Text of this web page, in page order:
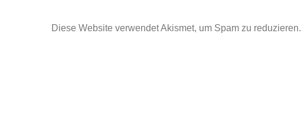
Diese Website verwendet Akismet, um Spam zu reduzieren.